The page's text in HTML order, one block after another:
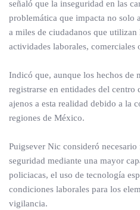
señaló que la inseguridad en las
problemática que impacta no solo
a miles de ciudadanos que utilizan
actividades laborales, comerciales
Indicó que, aunque los hechos de
registrarse en entidades del centro
ajenos a esta realidad debido a la
regiones de México.
Puigsever Nic consideró necesario
seguridad mediante una mayor
policiacas, el uso de tecnología
condiciones laborales para los
vigilancia.